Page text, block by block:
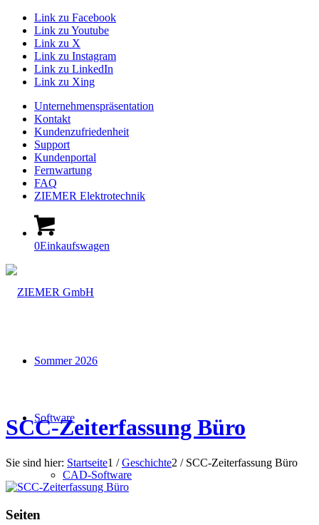
Link zu Facebook
Link zu Youtube
Link zu X
Link zu Instagram
Link zu LinkedIn
Link zu Xing
Unternehmenspräsentation
Kontakt
Kundenzufriedenheit
Support
Kundenportal
Fernwartung
FAQ
ZIEMER Elektrotechnik
0Einkaufswagen
Sommer 2026
Software
CAD-Software
SCC-Zeiterfassung Büro
Sie sind hier: Startseite1 / Geschichte2 / SCC-Zeiterfassung Büro
Seiten